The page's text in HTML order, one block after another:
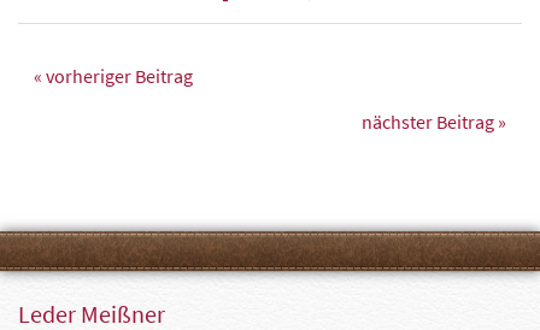
« vorheriger Beitrag
nächster Beitrag »
Leder Meißner